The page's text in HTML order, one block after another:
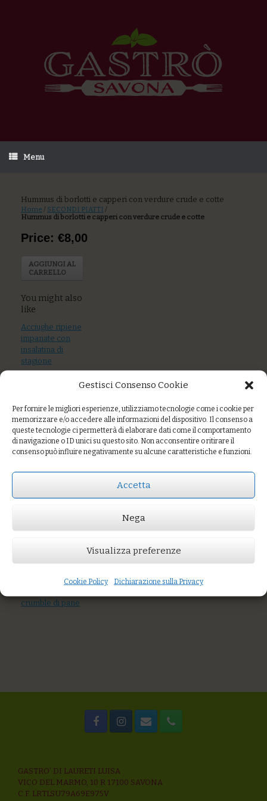
Gestisci Consenso Cookie
Per fornire le migliori esperienze, utilizziamo tecnologie come i cookie per
memorizzare e/o accedere alle informazioni del dispositivo. Il consenso a
queste tecnologie ci permetterà di elaborare dati come il comportamento
di navigazione o ID unici su questo sito. Non acconsentire o ritirare il
consenso può influire negativamente su alcune caratteristiche e funzioni.
Accetta
Nega
Visualizza preferenze
Cookie Policy Dichiarazione sulla Privacy
Menu
Hummus di borlotti e capperi con verdure crude e cotte
Home / SECONDI PIATTI /
Hummus di borlotti e capperi con verdure crude e cotte
Crocchette di miglio, salsa di zucca, zenzero e shoyu di ceci
crumble di pane
Price: €8,00
AGGIUNGI AL
CARRELLO
You might also
like
Acciughe ripiene
impanate con
insalatina di
stagione
rossa e patate
gratinate
Burger di ceci con
funghi portobello
GASTRO’ DI LAURETI LUISA
VICO DEL MARMO, 10 R 17100 SAVONA
C.F. LRTLSU79A69E975V